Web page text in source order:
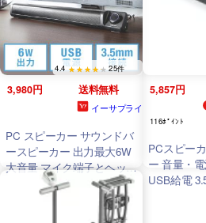
3,980円 送料無料
イーサプライ
4.4 25件
PC スピーカー サウンドバ
ースピーカー 出力最大6W
大音量 マイク端子とヘッド
ホン端子付 USB給電 AUX
接続 テレビ/PC/スマホ対応
5,857円
116ﾎﾟｲﾝﾄ
PCスピー
ー 音量・
USB給電